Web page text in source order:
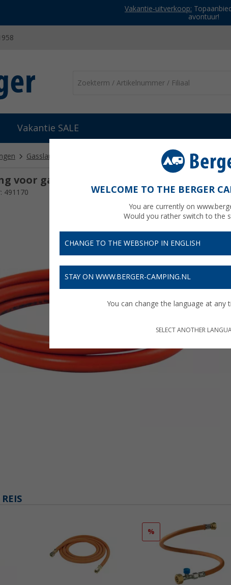
Vakantie-uitverkoop:
avontuur!
Vakantie SALE
Gasslangen (verlenging) Mr. Heater gasslang voor
voor gaswarmtestraler Portable Buddy
491170
%
WELCOME TO THE BERGER
You are currently on
Would you rather switch to the
CHANGE TO THE WEBSHOP IN ENGLISH
STAY ON WWW.BERGER-CAMPING.NL
You can change the language at any
SELECT ANOTHER